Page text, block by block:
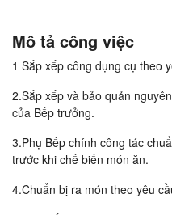
Mô tả công việc
1 Sắp xếp công dụng cụ theo
2.Sắp xếp và bảo quản
của Bếp trưởng.
3.Phụ Bếp chính công tác
trước khi chế biến món ăn.
4.Chuẩn bị ra món theo yêu